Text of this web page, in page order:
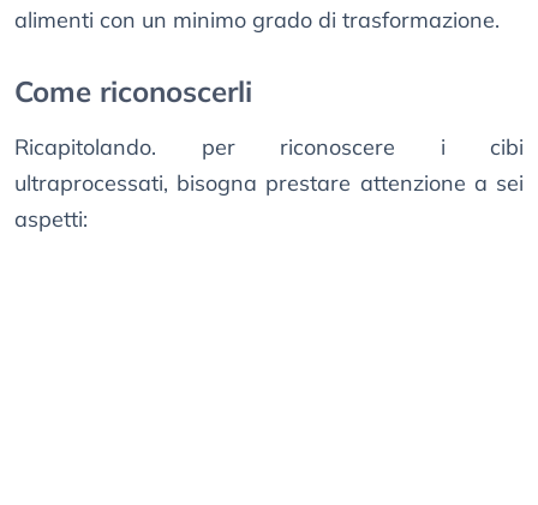
alimenti con un minimo grado di trasformazione.
Come riconoscerli
Ricapitolando. per riconoscere i cibi
ultraprocessati, bisogna prestare attenzione a sei
aspetti: